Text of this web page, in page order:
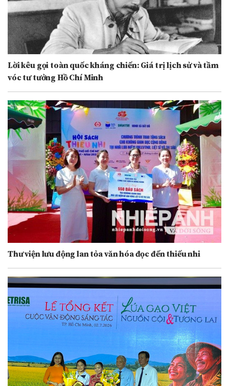
Lời kêu gọi toàn quốc kháng chiến: Giá trị lịch sử và tầm
vóc tư tưởng Hồ Chí Minh
Thư viện lưu động lan tỏa văn hóa đọc đến thiếu nhi